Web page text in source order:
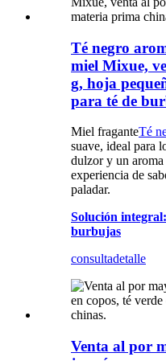
Té negro
miel Mixue,
g, hoja
para té de
Miel fraganteTé
suave, ideal para
dulzor y un aroma
experiencia de
paladar.
Solución
burbujas
consultadetalle
Venta al por